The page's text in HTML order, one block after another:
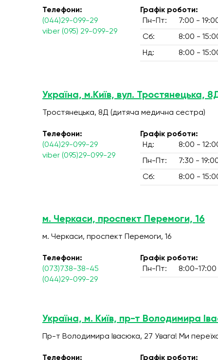
Телефони:
(044)29-099-29
viber (095) 29-099-29
Графік роботи:
Пн-Пт:
7:00 -
Сб: 8:00 -
Нд: 8:00 -
Україна, м.Київ, вул. Тростянецька,
Тростянецька, 8Д (дитяча медична сестра)
Телефони:
(044)29-099-29
viber (095)29-099-29
Графік роботи:
Нд:
8:00 -
Пн-Пт: 7:30 -
Сб: 8:00 -
м. Черкаси, проспект Перемоги, 16
м. Черкаси, проспект Перемоги, 16
Телефони:
(073)738-38-45
(044)29-099-29
Графік роботи:
Пн-Пт:
8:00-17:00
Україна, м. Київ, пр-т Володимира
Пр-т Володимира Івасюка, 27 Увага! Ми
Телефони: Графік роботи: